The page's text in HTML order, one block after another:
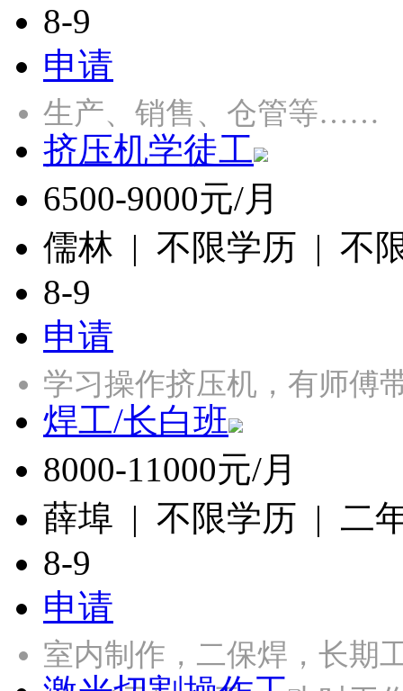
8-9
申请
生产、销售、仓管等……
挤压机学徒工
6500-9000元/月
儒林 | 不限学历 | 不
8-9
申请
学习操作挤压机，有师
焊工/长白班
8000-11000元/月
薛埠 | 不限学历 | 二
8-9
申请
室内制作，二保焊，长期